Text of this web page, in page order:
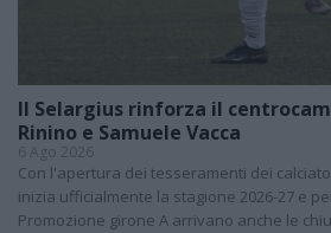
Il Selargius rinforza il
Rinino e Samuele Vacca
6 Ago 2026
Con l'apertura dei tesseramenti dei
inizia ufficialmente la stagione 2026-27 e
Promozione girone A arrivano anche le